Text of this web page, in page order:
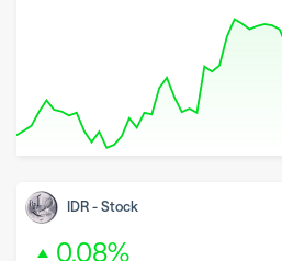
IDR - Stock
0.08%